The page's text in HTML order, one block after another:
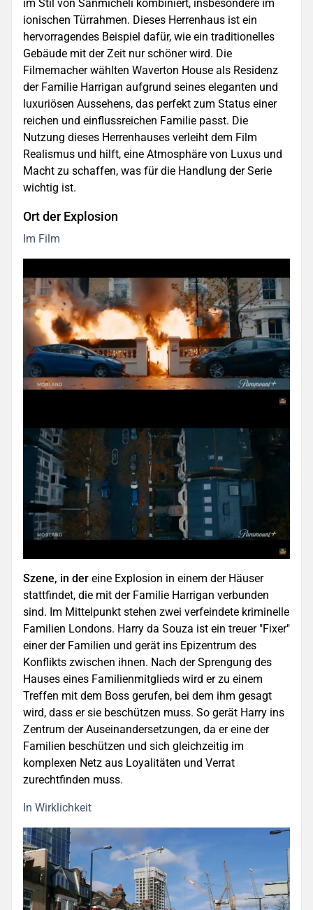
im Stil von Sanmicheli kombiniert, insbesondere im
ionischen Türrahmen. Dieses Herrenhaus ist ein
hervorragendes Beispiel dafür, wie ein traditionelles
Gebäude mit der Zeit nur schöner wird. Die
Filmemacher wählten Waverton House als Residenz
der Familie Harrigan aufgrund seines eleganten und
luxuriösen Aussehens, das perfekt zum Status einer
reichen und einflussreichen Familie passt. Die
Nutzung dieses Herrenhauses verleiht dem Film
Realismus und hilft, eine Atmosphäre von Luxus und
Macht zu schaffen, was für die Handlung der Serie
wichtig ist.
Ort der Explosion
Im Film
Szene, in der eine Explosion in einem der Häuser
stattfindet, die mit der Familie Harrigan verbunden
sind. Im Mittelpunkt stehen zwei verfeindete kriminelle
Familien Londons. Harry da Souza ist ein treuer "Fixer"
einer der Familien und gerät ins Epizentrum des
Konflikts zwischen ihnen. Nach der Sprengung des
Hauses eines Familienmitglieds wird er zu einem
Treffen mit dem Boss gerufen, bei dem ihm gesagt
wird, dass er sie beschützen muss. So gerät Harry ins
Zentrum der Auseinandersetzungen, da er eine der
Familien beschützen und sich gleichzeitig im
komplexen Netz aus Loyalitäten und Verrat
zurechtfinden muss.
In Wirklichkeit